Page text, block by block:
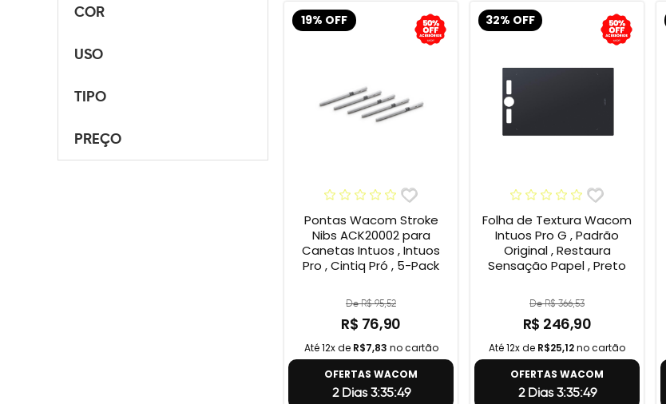
COR
USO
TIPO
PREÇO
19% OFF
Pontas Wacom Stroke
Nibs ACK20002 para
Canetas Intuos , Intuos
Pro , Cintiq Pró , 5-Pack
De R$ 95,52
R$ 76,90
Até 12x de R$7,83 no cartão
OFERTAS WACOM
2 Dias 3:35:48
32% OFF
Folha de Textura Wacom
Intuos Pro G , Padrão
Original , Restaura
Sensação Papel , Preto
De R$ 366,53
R$ 246,90
Até 12x de R$25,12no cartão
OFERTAS WACOM
2 Dias 3:35:48